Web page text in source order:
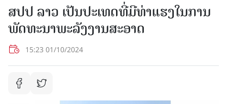
ສປປ ລາວ ເປັນປະເທດທີ່ມີທ່າແຮງໃນການ
ພັດທະນາພະລັງງານສະອາດ
15:23 01/10/2024